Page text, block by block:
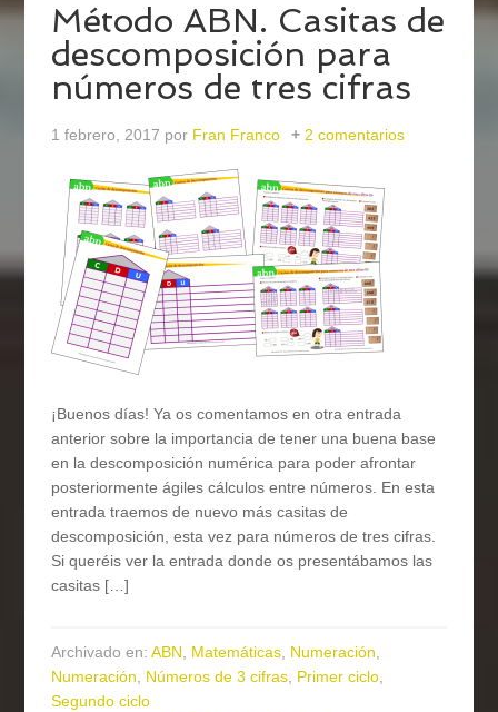
Método ABN. Casitas de
descomposición para
números de tres cifras
1 febrero, 2017 por Fran Franco 2 comentarios
¡Buenos días! Ya os comentamos en otra entrada
anterior sobre la importancia de tener una buena base
en la descomposición numérica para poder afrontar
posteriormente ágiles cálculos entre números. En esta
entrada traemos de nuevo más casitas de
descomposición, esta vez para números de tres cifras.
Si queréis ver la entrada donde os presentábamos las
casitas […]
Archivado en:ABN, Matemáticas, Numeración,
Numeración, Números de 3 cifras, Primer ciclo,
Segundo ciclo